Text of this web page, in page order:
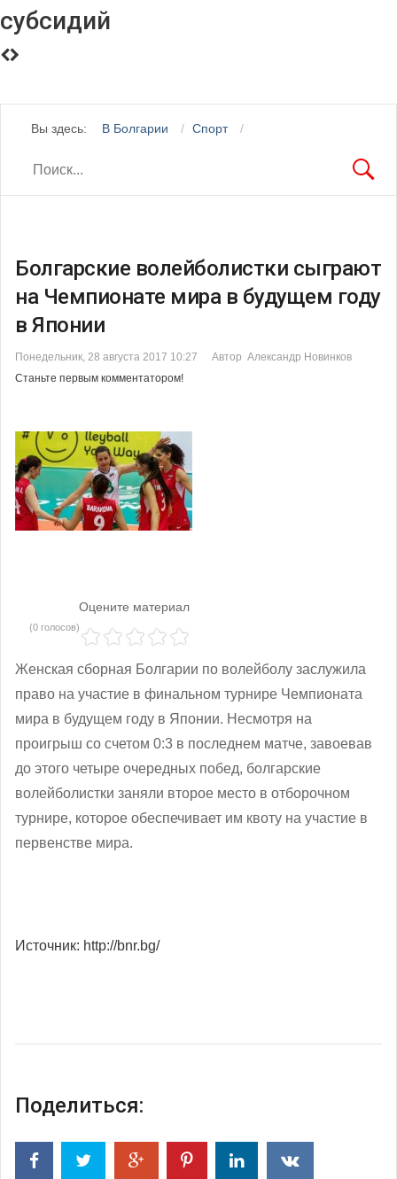
субсидий
Вы здесь: В Болгарии Спорт
Болгарские волейболистки сыграют
на Чемпионате мира в будущем году
в Японии
Понедельник, 28 августа 2017 10:27
Автор Александр Новинков
Станьте первым комментатором!
Оцените материал
(0 голосов)
Женская сборная Болгарии по волейболу заслужила
право на участие в финальном турнире Чемпионата
мира в будущем году в Японии. Несмотря на
проигрыш со счетом 0:3 в последнем матче, завоевав
до этого четыре очередных побед, болгарские
волейболистки заняли второе место в отборочном
турнире, которое обеспечивает им квоту на участие в
первенстве мира.
Источник: http://bnr.bg/
Поделиться: